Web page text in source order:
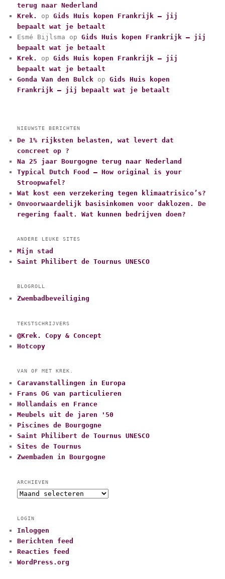
o
r
i
e
ë
terug naar Nederland
Krek.
opGids Huis kopen Frankrijk – jij
bepaalt wat je betaalt
Esmé Bijlsma opGids Huis kopen Frankrijk – jij
bepaalt wat je betaalt
Krek.
opGids Huis kopen Frankrijk – jij
bepaalt wat je betaalt
Gonda Van den Bulck opGids Huis kopen
Frankrijk – jij bepaalt wat je betaalt
NIEUWSTE BERICHTEN
De 1% rijksten belasten, wat levert dat
concreet op ?
Na 25 jaar Bourgogne terug naar Nederland
Typical Dutch Food – How original is your
Stroopwafel?
Wat kost een verzekering tegen klimaatrisico’s?
Onvoorwaardelijk basisinkomen voor daklozen. De
regering faalt. Wat kunnen bedrijven doen?
ANDERE LEUKE SITES
Mijn stad
Saint Philibert de Tournus UNESCO
BLOGROLL
Zwembadbeveiliging
TEKSTSCHRIJVERS
@Krek. Copy & Concept
Hotcopy
VAN OF MET KREK.
Caravanstallingen in Europa
Frans OG van particulieren
Hollandais en France
Meubels uit de jaren '50
Piscines de Bourgogne
Saint Philibert de Tournus UNESCO
Sites de Tournus
Zwembaden in Bourgogne
ARCHIEVEN
A
h
i
e
v
e
LOGIN
Inloggen
Berichten feed
Reacties feed
WordPress.org